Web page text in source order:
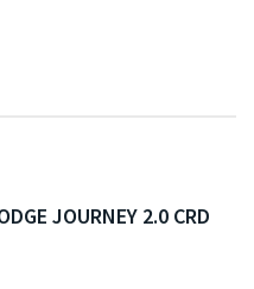
JOURNEY 2.0 CRD